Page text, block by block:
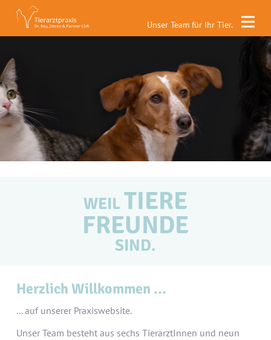
Unser Team für Ihr Tier.
WEILTIERE
FREUNDE
SIND.
Herzlich Willkommen ...
... auf unserer Praxiswebsite.
Unser Team besteht aus sechs TierärztInnen und neun